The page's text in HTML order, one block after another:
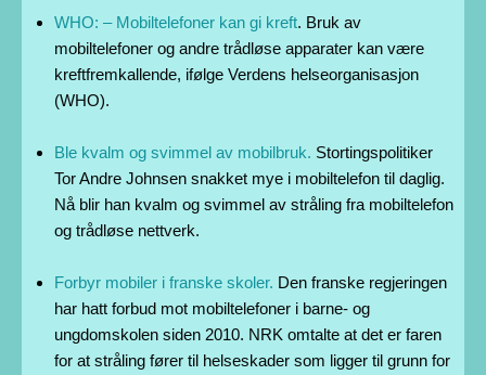
WHO: – Mobiltelefoner kan gi kreft. Bruk av
mobiltelefoner og andre trådløse apparater kan være
kreftfremkallende, ifølge Verdens helseorganisasjon
(WHO).
Ble kvalm og svimmel av mobilbruk. Stortingspolitiker
Tor Andre Johnsen snakket mye i mobiltelefon til daglig.
Nå blir han kvalm og svimmel av stråling fra mobiltelefon
og trådløse nettverk.
Forbyr mobiler i franske skoler. Den franske regjeringen
har hatt forbud mot mobiltelefoner i barne- og
ungdomskolen siden 2010. NRK omtalte at det er faren
for at stråling fører til helseskader som ligger til grunn for